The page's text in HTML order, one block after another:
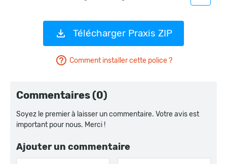
Télécharger Praxis ZIP
Comment installer cette police ?
Commentaires (0)
Soyez le premier à laisser un commentaire. Votre avis est
important pour nous. Merci !
Ajouter un commentaire